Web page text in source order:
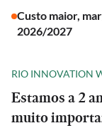
Custo maior,
2026/2027
RIO INNOVATION
Estamos a 2
muito